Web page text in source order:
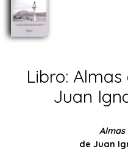
Libro:
Juan
de Juan